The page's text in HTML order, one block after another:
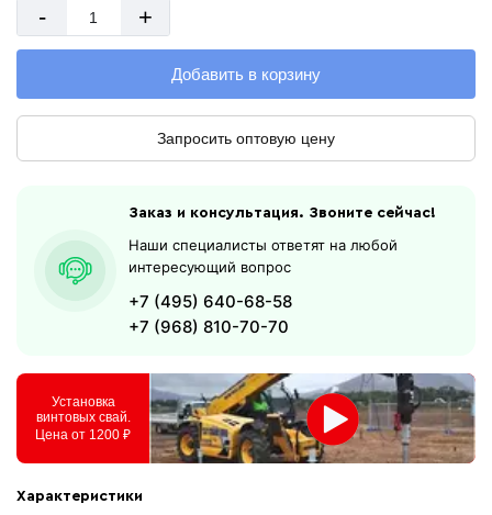
Характеристики
- +
Добавить в корзину
Запросить оптовую цену
Заказ и консультация. Звоните сейчас!
Наши специалисты ответят на любой
интересующий вопрос
+7 (495) 640-68-58
+7 (968) 810-70-70
Установка
винтовых свай.
Цена от 1200 ₽